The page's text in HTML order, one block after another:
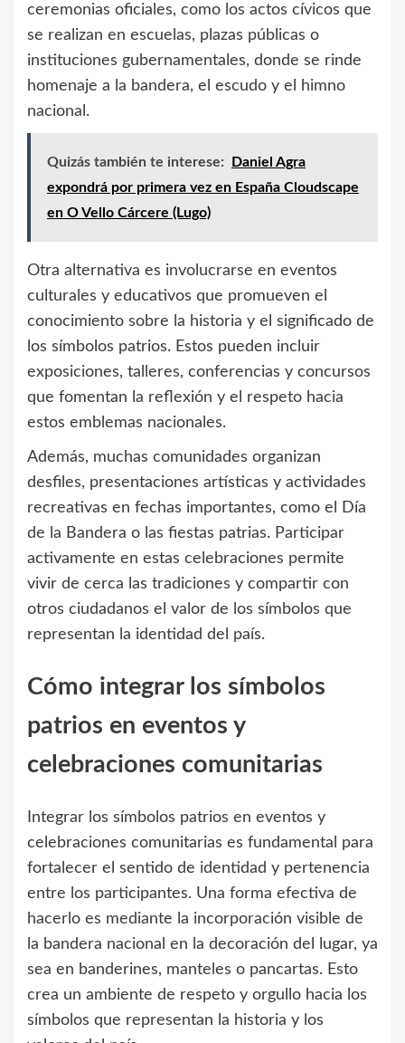
ceremonias oficiales, como los actos cívicos que
se realizan en escuelas, plazas públicas o
instituciones gubernamentales, donde se rinde
homenaje a la bandera, el escudo y el himno
nacional.
Quizás también te interese:
Daniel Agra
expondrá por primera vez en España Cloudscape
en O Vello Cárcere (Lugo)
Otra alternativa es involucrarse en eventos
culturales y educativos que promueven el
conocimiento sobre la historia y el significado de
los símbolos patrios. Estos pueden incluir
exposiciones, talleres, conferencias y concursos
que fomentan la reflexión y el respeto hacia
estos emblemas nacionales.
Además, muchas comunidades organizan
desfiles, presentaciones artísticas y actividades
recreativas en fechas importantes, como el Día
de la Bandera o las fiestas patrias. Participar
activamente en estas celebraciones permite
vivir de cerca las tradiciones y compartir con
otros ciudadanos el valor de los símbolos que
representan la identidad del país.
Cómo integrar los símbolos
patrios en eventos y
celebraciones comunitarias
Integrar los símbolos patrios en eventos y
celebraciones comunitarias es fundamental para
fortalecer el sentido de identidad y pertenencia
entre los participantes. Una forma efectiva de
hacerlo es mediante la incorporación visible de
la bandera nacional en la decoración del lugar, ya
sea en banderines, manteles o pancartas. Esto
crea un ambiente de respeto y orgullo hacia los
símbolos que representan la historia y los